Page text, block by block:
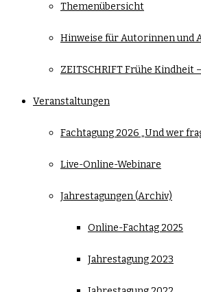
Themenübersicht
Hinweise für Autorinnen und
ZEITSCHRIFT Frühe Kindheit
Veranstaltungen
Fachtagung 2026 „Und wer
Live-Online-Webinare
Jahrestagungen (Archiv)
Online-Fachtag 2025
Jahrestagung 2023